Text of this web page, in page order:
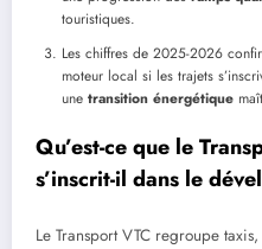
touristiques.
Les chiffres de 2025-2026
moteur local si les trajets
une transition énergétique
Qu’est-ce que le
s’inscrit-il dans le
Le Transport VTC regroupe